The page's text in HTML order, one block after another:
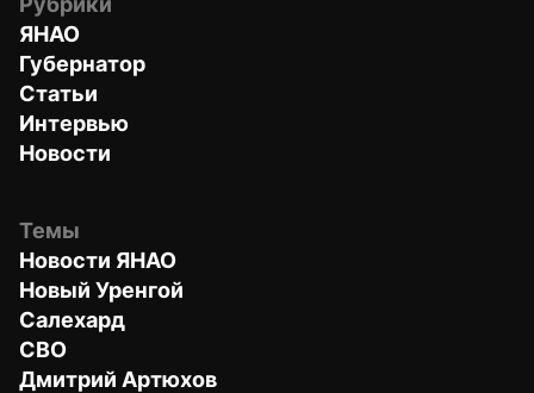
ЯНАО
Губернатор
Статьи
Интервью
Новости
Темы
Новости ЯНАО
Новый Уренгой
Салехард
СВО
Дмитрий Артюхов